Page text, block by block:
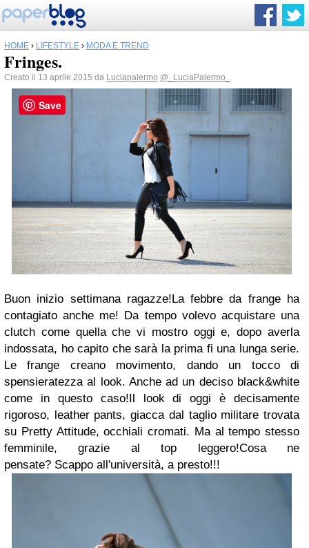
HOME › LIFESTYLE › MODA E TREND
Fringes.
Creato il 13 aprile 2015 da Luciapalermo @_LuciaPalermo_
Buon inizio settimana ragazze!La febbre da frange ha
contagiato anche me! Da tempo volevo acquistare una
clutch come quella che vi mostro oggi e, dopo averla
indossata, ho capito che sarà la prima fi una lunga serie.
Le frange creano movimento, dando un tocco di
spensieratezza al look. Anche ad un deciso black&white
come in questo caso!Il look di oggi è decisamente
rigoroso, leather pants, giacca dal taglio militare trovata
su Pretty Attitude, occhiali cromati. Ma al tempo stesso
femminile, grazie al top leggero!Cosa ne
pensate? Scappo all'università, a presto!!!
Save